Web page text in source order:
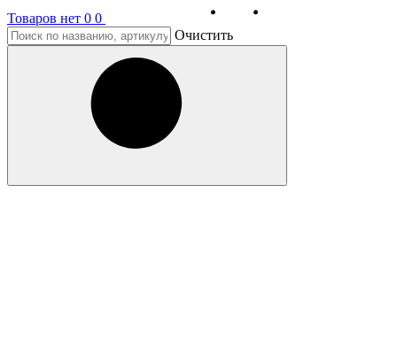
Товаров нет 0 0
Очистить